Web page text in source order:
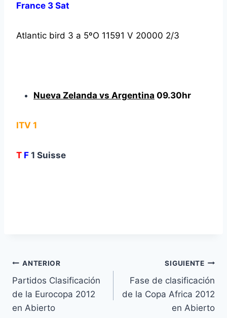
France 3 Sat
Atlantic bird 3 a 5ºO 11591 V 20000 2/3
Nueva Zelanda vs Argentina 09.30hr
ITV 1
T F 1 Suisse
Navegación
de
entradas
ANTERIOR
Partidos Clasificación
de la Eurocopa 2012
en Abierto
SIGUIENTE
Fase de clasificación
de la Copa Africa 2012
en Abierto